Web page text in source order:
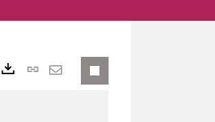
Lien